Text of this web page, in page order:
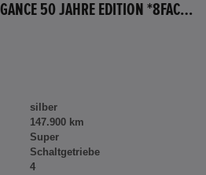
HONDA ACCORD 2.0 ELEGANCE 50 JAHRE EDITION *8FACH BEREIFT*
silber
147.900 km
Super
Schaltgetriebe
4